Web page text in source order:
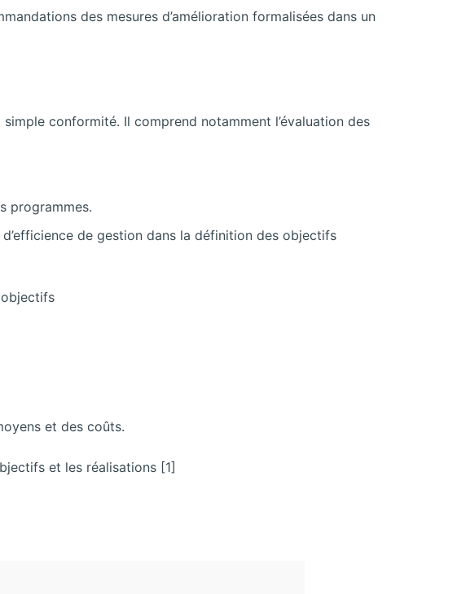
des mesures d’amélioration formalisées dans un
conformité. Il comprend notamment l’évaluation des
programmes.
de gestion dans la définition des objectifs
et des coûts.
et les réalisations [1]